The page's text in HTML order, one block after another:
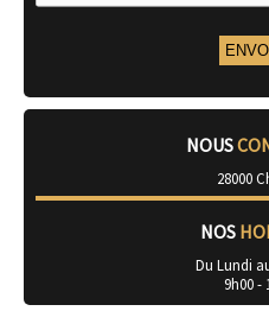
NOUS
28000
NOS
Du Lundi
9h00 -